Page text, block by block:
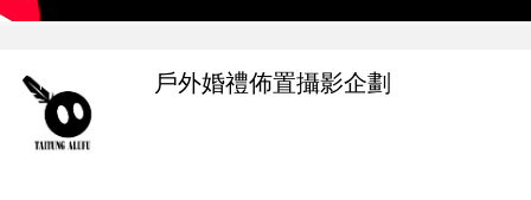
戶外婚禮佈置攝影企劃